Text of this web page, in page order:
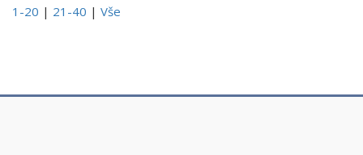
1-20 | 21-40 | Vše